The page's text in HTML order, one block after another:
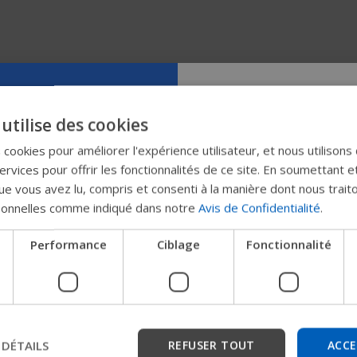
Manuels
Wheelchair Cushions Manuel
Manuels
Housse de coussin résistante
ROHO® User Manual
nouveau
Permobil
Nous testons un moyen
les produits, d'obtenir des
l'entreprise et de trouver
Commencer
des cookies
pour améliorer l'expérience utilisateur, et nous
pour offrir les fonctionnalités de ce site. En soumettant
vous avez lu, compris et consenti à la manière dont nous
comme indiqué dans notre Avis de Confidentialité.
Performance Ciblage Fonctionnalité
REFUSER TOUT